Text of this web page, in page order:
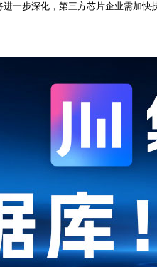
一步深化，第三方芯片企业需加